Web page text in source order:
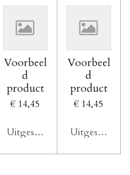
Voorbeel
d
product
€ 14,45
Uitgeschakeld
Voorbeel
d
product
€ 14,45
Uitgeschakeld